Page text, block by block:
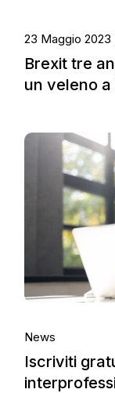
23 Maggio 2023
Brexit tre
un veleno
News
Iscriviti